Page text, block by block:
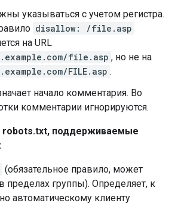
указываться с учетом регистра.
disallow: /file.asp
на URL
file.asp , но не на
FILE.asp .
начало комментария. Во
комментарии игнорируются.
robots.txt, поддерживаемые
(обязательное правило, может
пределах группы). Определяет, к
автоматическому клиенту